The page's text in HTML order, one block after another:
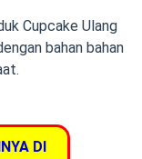
Cupcake Ulang
bahan bahan
DI